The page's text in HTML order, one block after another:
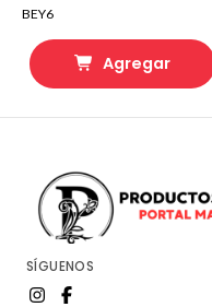
BEY6
Agregar
SÍGUENOS